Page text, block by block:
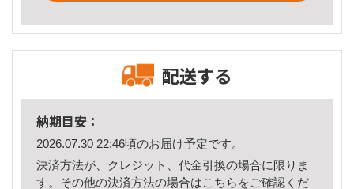
配送する
納期目安：
2026.07.30 22:46頃のお届け予定です。
決済方法が、クレジット、代金引換の場合に限りま
す。その他の決済方法の場合はこちら をご確認くだ